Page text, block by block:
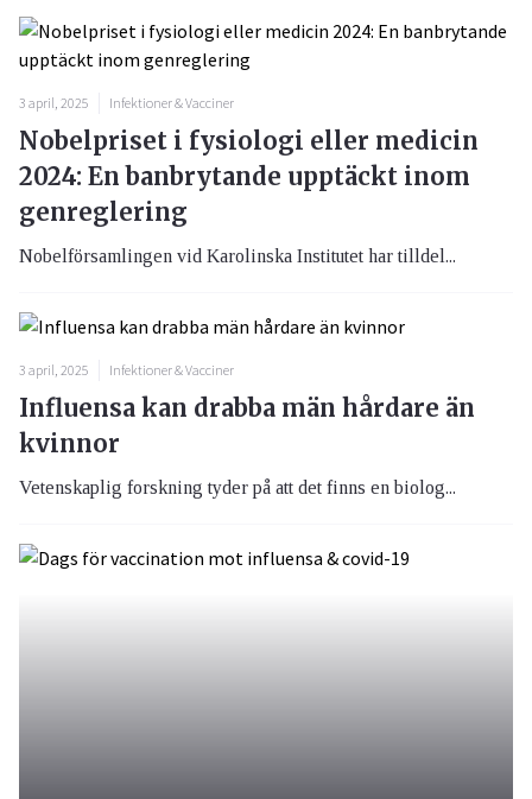
3 april, 2025 Infektioner & Vacciner
Nobelpriset i fysiologi eller medicin
2024: En banbrytande upptäckt inom
genreglering
Nobelförsamlingen vid Karolinska Institutet har tilldel...
3 april, 2025 Infektioner & Vacciner
Influensa kan drabba män hårdare än
kvinnor
Vetenskaplig forskning tyder på att det finns en biolog...